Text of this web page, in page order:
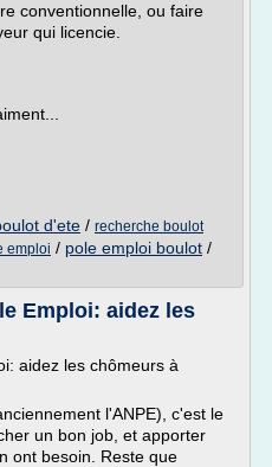
conventionnelle, ou faire
qui licencie.
d'ete / recherche boulot
emploi / pole emploi boulot /
Emploi: aidez les
aidez les chômeurs à
l'ANPE), c'est le
un bon job, et apporter
ont besoin. Reste que